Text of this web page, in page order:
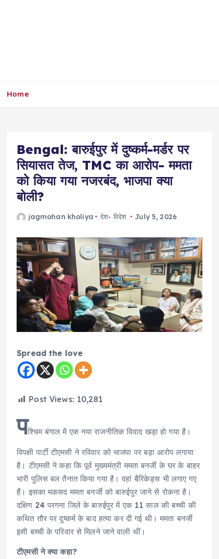
Home
Bengal: बारुईपुर में दुष्कर्म-मर्डर पर
सियासत तेज, TMC का आरोप- ममता
को किया गया नजरबंद, भाजपा क्या
बोली?
jagmohan kholiya देश- विदेश July 5, 2026
Spread the love
Post Views: 10,281
पश्चिम बंगाल में एक नया राजनीतिक विवाद खड़ा हो गया है।
विपक्षी पार्टी टीएमसी ने रविवार को भाजपा पर बड़ा आरोप लगाया
है। टीएमसी ने कहा कि पूर्व मुख्यमंत्री ममता बनर्जी के घर के बाहर
भारी पुलिस बल तैनात किया गया है। वहां बैरिकेड्स भी लगाए गए
हैं। इसका मकसद ममता बनर्जी को बारुईपुर जाने से रोकना है।
दक्षिण 24 परगना जिले के बारुईपुर में एक 11 साल की बच्ची की
कथित तौर पर दुष्कर्म के बाद हत्या कर दी गई थी। ममता बनर्जी
इसी बच्ची के परिवार से मिलने जाने वाली थीं।
टीएमसी ने क्या कहा?